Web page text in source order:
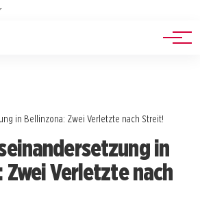
in Bellinzona: Zwei Verletzte nach Streit!
in
Zwei Verletzte nach